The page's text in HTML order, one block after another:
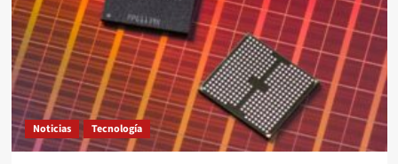
Noticias Tecnología